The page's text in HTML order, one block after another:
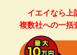
イエイなら上
複数社への一括